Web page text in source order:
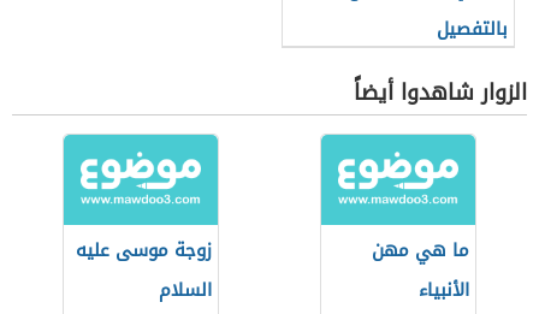
بالتفصيل
الزوار شاهدوا أيضاً
ما هي مهن
الأنبياء
زوجة موسى عليه
السلام